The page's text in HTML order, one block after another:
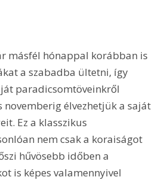
másfél hónappal korábban is
a szabadba ültetni, így
paradicsomtöveinkről
novemberig élvezhetjük a saját
Ez a klasszikus
nem csak a koraiságot
hűvösebb időben a
is képes valamennyivel